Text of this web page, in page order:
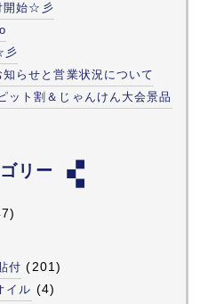
開始☆彡
彡
らせと営業状況について
ット割＆じゃんけん大会景品
リー
付 (201)
イル (4)